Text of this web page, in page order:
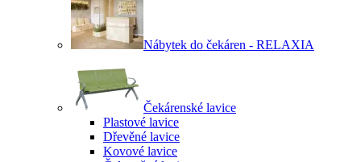
Nábytek do čekáren - RELAXIA
Čekárenské lavice
Plastové lavice
Dřevěné lavice
Kovové lavice